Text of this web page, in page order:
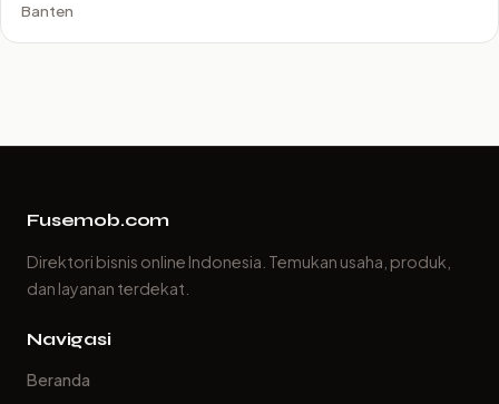
Banten
Fusemob.com
Direktori bisnis online Indonesia. Temukan usaha, produk,
dan layanan terdekat.
Navigasi
Beranda